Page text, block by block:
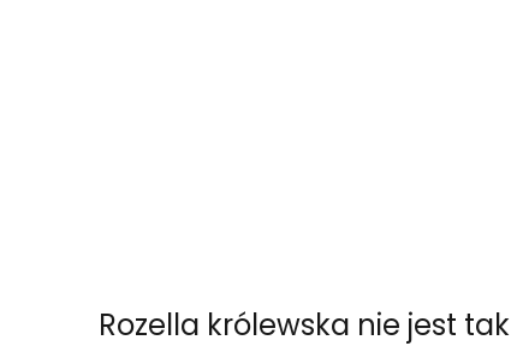
Rozella królewska nie jest